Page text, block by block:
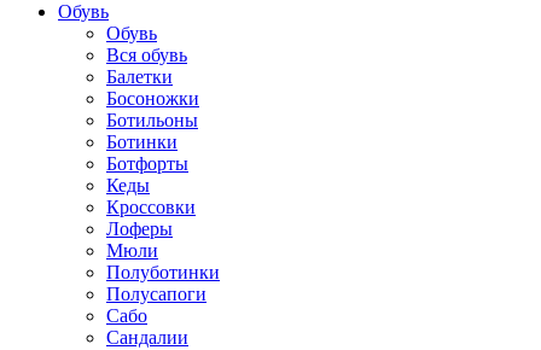
Обувь
Обувь
Вся обувь
Балетки
Босоножки
Ботильоны
Ботинки
Ботфорты
Кеды
Кроссовки
Лоферы
Мюли
Полуботинки
Полусапоги
Сабо
Сандалии